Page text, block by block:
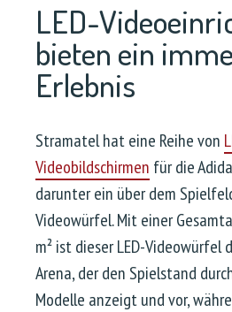
LED-
bieten ein
Erlebnis
Stramatel hat eine Reihe von
Videobildschirmen für die
darunter ein über dem
Videowürfel. Mit einer
m² ist dieser LED-Videowürfel
Arena, der den Spielstand
Modelle anzeigt und vor,